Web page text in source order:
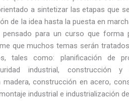
a sintetizar las etapas que
de la idea hasta la puesta en
para un curso que forma
que muchos temas serán
tales como: planificación de
industrial, construcción y
construcción en acero,
industrial e industrialización